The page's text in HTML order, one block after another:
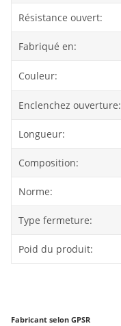
Résistance ouvert:
Fabriqué en:
Couleur:
Enclenchez ouverture:
Longueur:
Composition:
Norme:
Type fermeture:
Poid du produit:
Fabricant selon GPSR